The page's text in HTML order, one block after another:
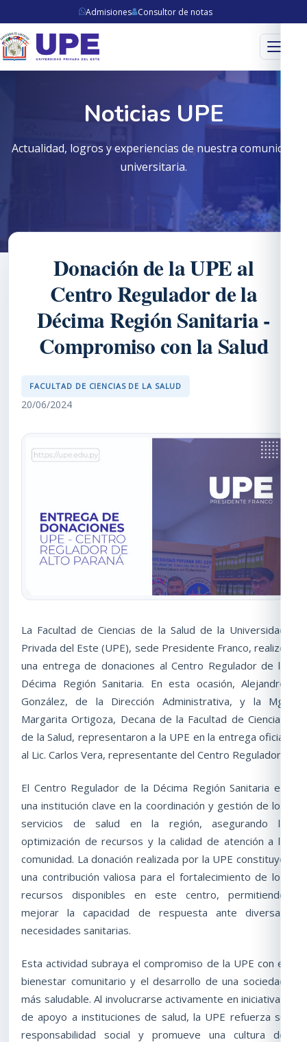
Admisiones Consultor de notas
Menú
Noticias UPE
Actualidad, logros y experiencias de nuestra comunidad
universitaria.
Donación de la UPE al
Centro Regulador de la
Décima Región Sanitaria -
Compromiso con la Salud
FACULTAD DE CIENCIAS DE LA SALUD
20/06/2024
La Facultad de Ciencias de la Salud de la Universidad
Privada del Este (UPE), sede Presidente Franco, realizó
una entrega de donaciones al Centro Regulador de la
Décima Región Sanitaria. En esta ocasión, Alejandro
González, de la Dirección Administrativa, y la Mg.
Margarita Ortigoza, Decana de la Facultad de Ciencias
de la Salud, representaron a la UPE en la entrega oficial
al Lic. Carlos Vera, representante del Centro Regulador.
El Centro Regulador de la Décima Región Sanitaria es
una institución clave en la coordinación y gestión de los
servicios de salud en la región, asegurando la
optimización de recursos y la calidad de atención a la
comunidad. La donación realizada por la UPE constituye
una contribución valiosa para el fortalecimiento de los
recursos disponibles en este centro, permitiendo
mejorar la capacidad de respuesta ante diversas
necesidades sanitarias.
Esta actividad subraya el compromiso de la UPE con el
bienestar comunitario y el desarrollo de una sociedad
más saludable. Al involucrarse activamente en iniciativas
de apoyo a instituciones de salud, la UPE refuerza su
responsabilidad social y promueve una cultura de